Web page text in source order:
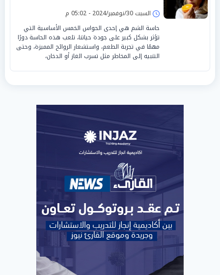
السبت 30/نوفمبر/2024 - 05:02 م
حاسة الشم هي إحدى الحواس الخمس الأساسية التي
تؤثر بشكل كبير على جودة حياتنا، تلعب هذه الحاسة دورًا
مهمًا في تجربة الطعم، واستشعار الروائح المميزة، وحتى
التنبيه إلى المخاطر مثل تسرب الغاز أو الدخان،